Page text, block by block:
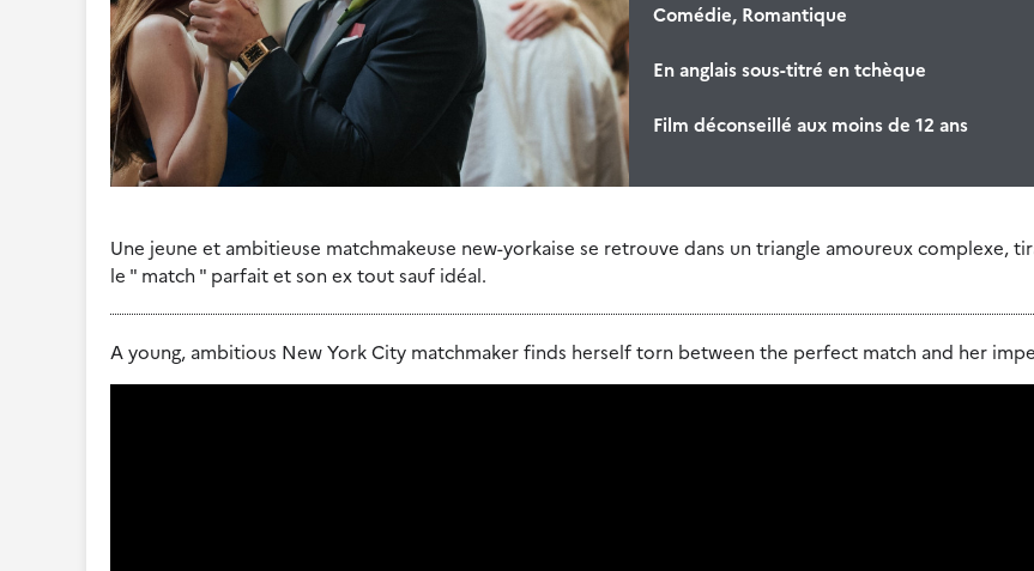
Comédie, Romantique
En anglais sous-titré en tchèque
Film déconseillé aux moins de 12 ans
Une jeune et ambitieuse matchmakeuse new-yorkaise se retrouve dans un triangle amoureux complexe,
le " match " parfait et son ex tout sauf idéal.
A young, ambitious New York City matchmaker finds herself torn between the perfect match and her